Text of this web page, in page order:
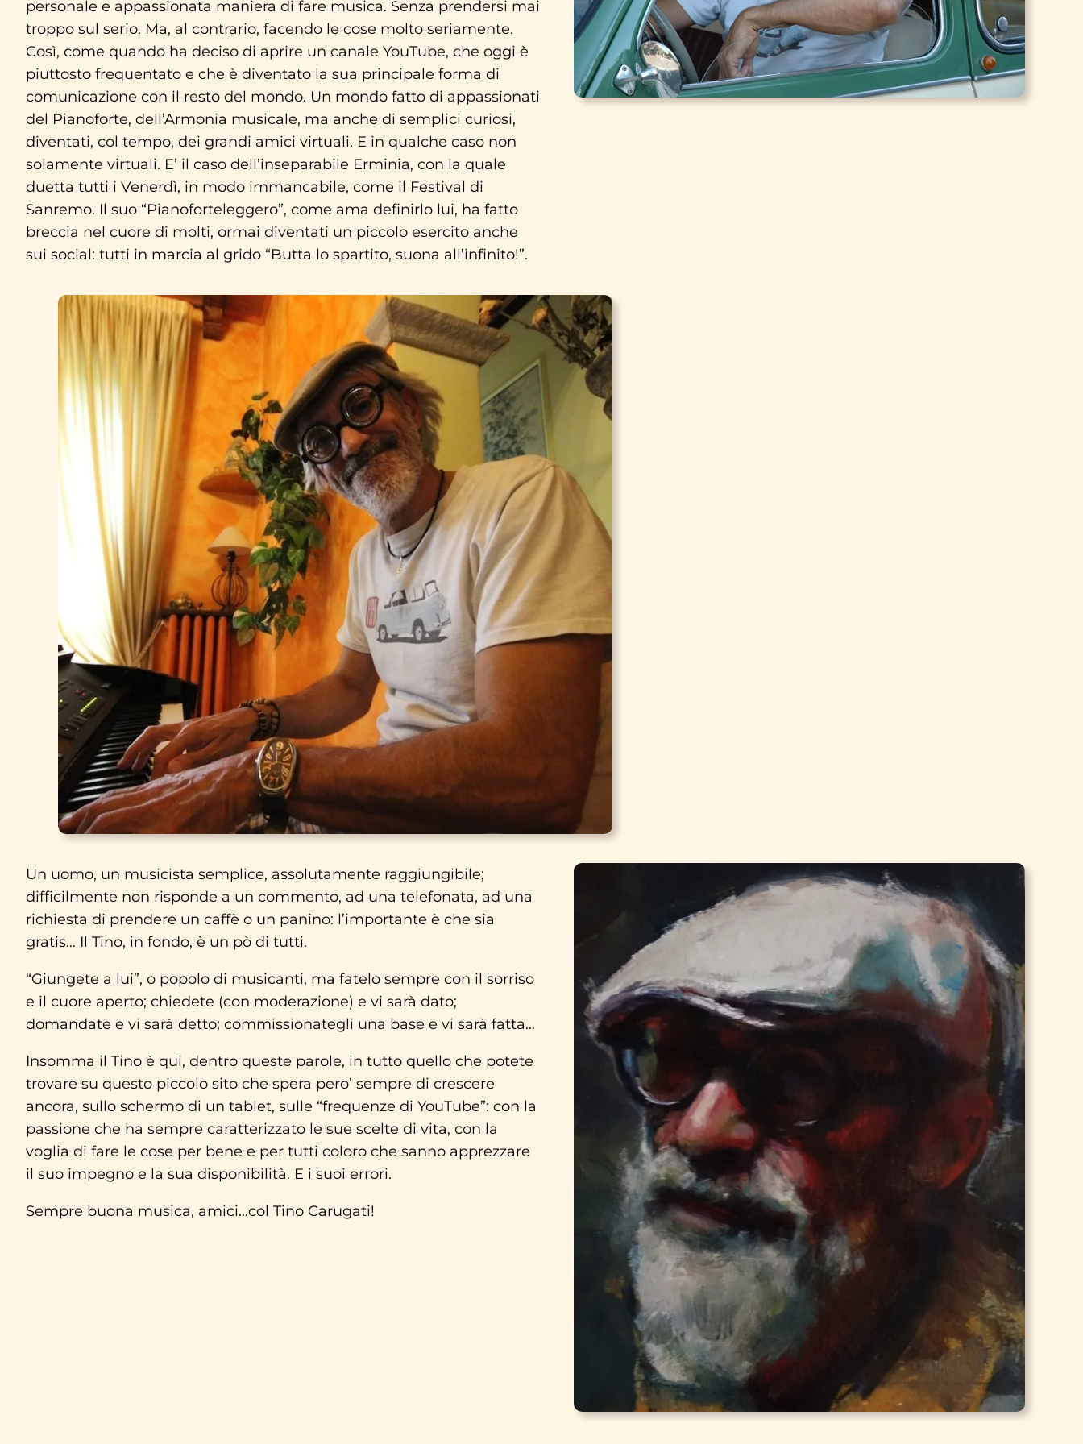
personale e appassionata maniera di fare musica. Senza prendersi mai
troppo sul serio. Ma, al contrario, facendo le cose molto seriamente.
Così, come quando ha deciso di aprire un canale YouTube, che oggi è
piuttosto frequentato e che è diventato la sua principale forma di
comunicazione con il resto del mondo. Un mondo fatto di appassionati
del Pianoforte, dell’Armonia musicale, ma anche di semplici curiosi,
diventati, col tempo, dei grandi amici virtuali. E in qualche caso non
solamente virtuali. E’ il caso dell’inseparabile Erminia, con la quale
duetta tutti i Venerdì, in modo immancabile, come il Festival di
Sanremo. Il suo “Pianoforteleggero”, come ama definirlo lui, ha fatto
breccia nel cuore di molti, ormai diventati un piccolo esercito anche
sui social: tutti in marcia al grido “Butta lo spartito, suona all’infinito!”.
Un uomo, un musicista semplice, assolutamente raggiungibile;
difficilmente non risponde a un commento, ad una telefonata, ad una
richiesta di prendere un caffè o un panino: l’importante è che sia
gratis… Il Tino, in fondo, è un pò di tutti.
“Giungete a lui”, o popolo di musicanti, ma fatelo sempre con il sorriso
e il cuore aperto; chiedete (con moderazione) e vi sarà dato;
domandate e vi sarà detto; commissionategli una base e vi sarà fatta…
Insomma il Tino è qui, dentro queste parole, in tutto quello che potete
trovare su questo piccolo sito che spera pero’ sempre di crescere
ancora, sullo schermo di un tablet, sulle “frequenze di YouTube”: con la
passione che ha sempre caratterizzato le sue scelte di vita, con la
voglia di fare le cose per bene e per tutti coloro che sanno apprezzare
il suo impegno e la sua disponibilità. E i suoi errori.
Sempre buona musica, amici…col Tino Carugati!